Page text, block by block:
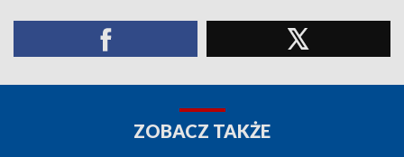
ZOBACZ TAKŻE